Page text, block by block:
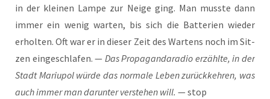
in der klei­nen Lam­pe zur Nei­ge ging. Man muss­te dann
immer ein wenig war­ten, bis sich die Bat­te­rien wie­der
erhol­ten. Oft war er in die­ser Zeit des War­tens noch im Sit­
zen ein­ge­schla­fen. — Das Pro­pa­gan­da­ra­dio erzähl­te, in der
Stadt Mariu­pol wür­de das nor­ma­le Leben zurück­keh­ren, was
auch immer man dar­un­ter ver­ste­hen will. — stop